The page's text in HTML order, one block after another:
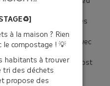
à la maison ? Rien
le compostage ! 💡
habitants à trouver
tri des déchets
propose des
avec des espaces
4 personnes et/ou avec
et aérer votre compost